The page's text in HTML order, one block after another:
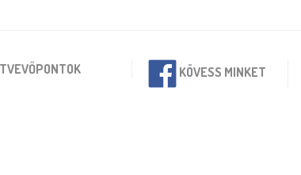
KÖVESS MINKET